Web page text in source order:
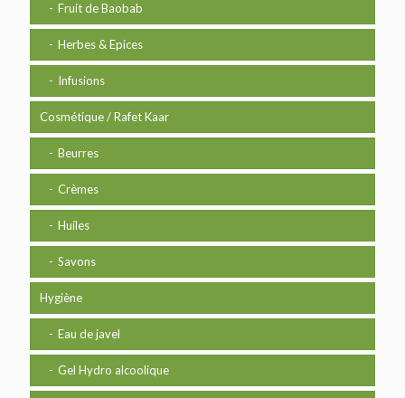
Fruit de Baobab
Herbes & Epices
Infusions
Cosmétique / Rafet Kaar
Beurres
Crèmes
Huiles
Savons
Hygiène
Eau de javel
Gel Hydro alcoolique